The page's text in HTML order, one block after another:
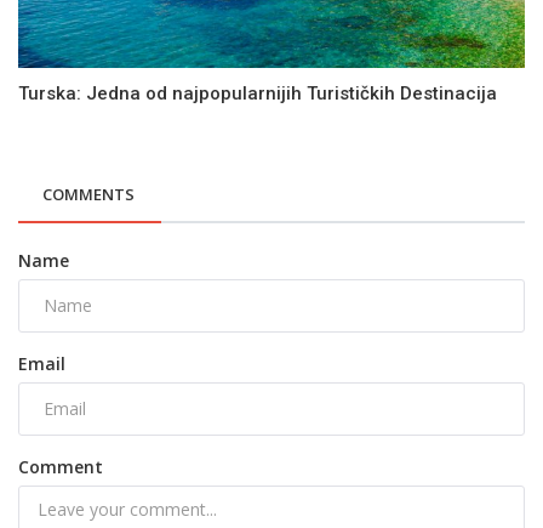
Turska: Jedna od najpopularnijih Turističkih Destinacija
COMMENTS
Name
Email
Comment